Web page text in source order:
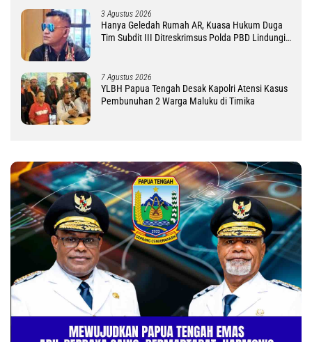
3 Agustus 2026
Hanya Geledah Rumah AR, Kuasa Hukum Duga
Tim Subdit III Ditreskrimsus Polda PBD Lindungi
7 Agustus 2026
YLBH Papua Tengah Desak Kapolri Atensi Kasus
Pembunuhan 2 Warga Maluku di Timika